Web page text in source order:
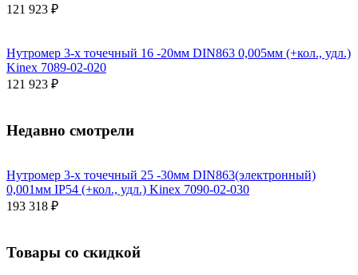
121 923 ₽
Нутромер 3-х точечный 16 -20мм DIN863 0,005мм (+кол., удл.)
Kinex 7089-02-020
121 923 ₽
Недавно смотрели
Нутромер 3-х точечный 25 -30мм DIN863(электронный)
0,001мм IP54 (+кол., удл.) Kinex 7090-02-030
193 318 ₽
Товары со скидкой